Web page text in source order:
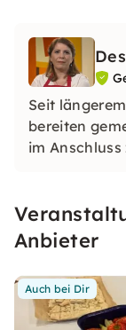
Seit
bereiten
im Anschluss
Anbieter
Auch bei Dir